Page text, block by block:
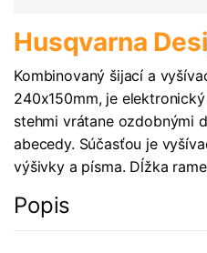
Husqvarna
Kombinovaný šijací a
240x150mm, je
stehmi vrátane ozdobnými
abecedy. Súčasťou je
výšivky a písma. Dĺžka
Popis